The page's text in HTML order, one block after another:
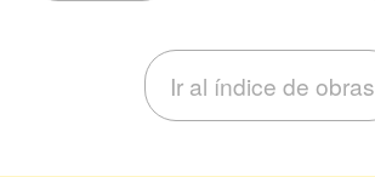
Ir al índice de obras